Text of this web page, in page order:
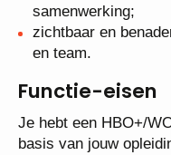
samenwerking;
zichtbaar en
en team.
Functie-eisen
Je hebt een HBO+/
basis van jouw